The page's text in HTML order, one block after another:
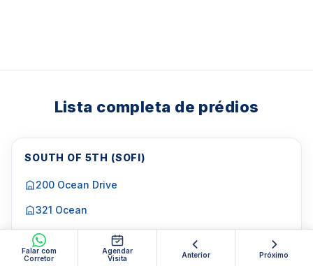
Falar com
Corretor
Agendar
Visita
Anterior Próximo
Lista completa de prédios
SOUTH OF 5TH (SOFI)
200 Ocean Drive
321 Ocean
Absolute Lofts
Apogee